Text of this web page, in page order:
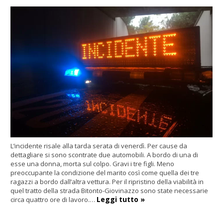
L’incidente risale alla tarda serata di venerdì. Per cause da
dettagliare si sono scontrate due automobili. A bordo di una di
esse una donna, morta sul colpo. Gravi i tre figli. Meno
preoccupante la condizione del marito così come quella dei tre
ragazzi a bordo dall’altra vettura. Per il ripristino della viabilità in
quel tratto della strada Bitonto-Giovinazzo sono state necessarie
circa quattro ore di lavoro.… Leggi tutto »